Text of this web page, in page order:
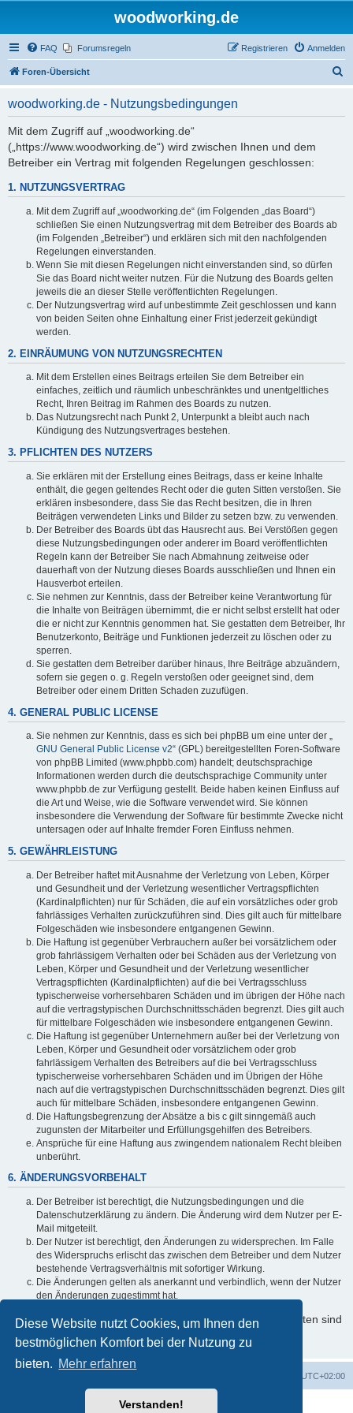
Diese Website nutzt Cookies, um Ihnen den
bestmöglichen Komfort bei der Nutzung zu
bieten. Mehr erfahren
Verstanden!
woodworking.de
FAQ Forumsregeln Anmelden
Registrieren
Foren-Übersicht
woodworking.de - Nutzungsbedingungen
Mit dem Zugriff auf „woodworking.de“
(„https://www.woodworking.de“) wird zwischen Ihnen und dem
Betreiber ein Vertrag mit folgenden Regelungen geschlossen:
1. NUTZUNGSVERTRAG
Mit dem Zugriff auf „woodworking.de“ (im Folgenden „das Board“)
schließen Sie einen Nutzungsvertrag mit dem Betreiber des Boards ab
(im Folgenden „Betreiber“) und erklären sich mit den nachfolgenden
Regelungen einverstanden.
Wenn Sie mit diesen Regelungen nicht einverstanden sind, so dürfen
Sie das Board nicht weiter nutzen. Für die Nutzung des Boards gelten
jeweils die an dieser Stelle veröffentlichten Regelungen.
Der Nutzungsvertrag wird auf unbestimmte Zeit geschlossen und kann
von beiden Seiten ohne Einhaltung einer Frist jederzeit gekündigt
werden.
2. EINRÄUMUNG VON NUTZUNGSRECHTEN
Mit dem Erstellen eines Beitrags erteilen Sie dem Betreiber ein
einfaches, zeitlich und räumlich unbeschränktes und unentgeltliches
Recht, Ihren Beitrag im Rahmen des Boards zu nutzen.
Das Nutzungsrecht nach Punkt 2, Unterpunkt a bleibt auch nach
Kündigung des Nutzungsvertrages bestehen.
3. PFLICHTEN DES NUTZERS
Sie erklären mit der Erstellung eines Beitrags, dass er keine Inhalte
enthält, die gegen geltendes Recht oder die guten Sitten verstoßen. Sie
erklären insbesondere, dass Sie das Recht besitzen, die in Ihren
Beiträgen verwendeten Links und Bilder zu setzen bzw. zu verwenden.
Der Betreiber des Boards übt das Hausrecht aus. Bei Verstößen gegen
diese Nutzungsbedingungen oder anderer im Board veröffentlichten
Regeln kann der Betreiber Sie nach Abmahnung zeitweise oder
dauerhaft von der Nutzung dieses Boards ausschließen und Ihnen ein
Hausverbot erteilen.
Sie nehmen zur Kenntnis, dass der Betreiber keine Verantwortung für
die Inhalte von Beiträgen übernimmt, die er nicht selbst erstellt hat oder
die er nicht zur Kenntnis genommen hat. Sie gestatten dem Betreiber, Ihr
Benutzerkonto, Beiträge und Funktionen jederzeit zu löschen oder zu
sperren.
Sie gestatten dem Betreiber darüber hinaus, Ihre Beiträge abzuändern,
sofern sie gegen o. g. Regeln verstoßen oder geeignet sind, dem
Betreiber oder einem Dritten Schaden zuzufügen.
4. GENERAL PUBLIC LICENSE
Sie nehmen zur Kenntnis, dass es sich bei phpBB um eine unter der „
GNU General Public License v2“ (GPL) bereitgestellten Foren-Software
von phpBB Limited (www.phpbb.com) handelt; deutschsprachige
Informationen werden durch die deutschsprachige Community unter
www.phpbb.de zur Verfügung gestellt. Beide haben keinen Einfluss auf
die Art und Weise, wie die Software verwendet wird. Sie können
insbesondere die Verwendung der Software für bestimmte Zwecke nicht
untersagen oder auf Inhalte fremder Foren Einfluss nehmen.
5. GEWÄHRLEISTUNG
Der Betreiber haftet mit Ausnahme der Verletzung von Leben, Körper
und Gesundheit und der Verletzung wesentlicher Vertragspflichten
(Kardinalpflichten) nur für Schäden, die auf ein vorsätzliches oder grob
fahrlässiges Verhalten zurückzuführen sind. Dies gilt auch für mittelbare
Folgeschäden wie insbesondere entgangenen Gewinn.
Die Haftung ist gegenüber Verbrauchern außer bei vorsätzlichem oder
grob fahrlässigem Verhalten oder bei Schäden aus der Verletzung von
Leben, Körper und Gesundheit und der Verletzung wesentlicher
Vertragspflichten (Kardinalpflichten) auf die bei Vertragsschluss
typischerweise vorhersehbaren Schäden und im übrigen der Höhe nach
auf die vertragstypischen Durchschnittsschäden begrenzt. Dies gilt auch
für mittelbare Folgeschäden wie insbesondere entgangenen Gewinn.
Die Haftung ist gegenüber Unternehmern außer bei der Verletzung von
Leben, Körper und Gesundheit oder vorsätzlichem oder grob
fahrlässigem Verhalten des Betreibers auf die bei Vertragsschluss
typischerweise vorhersehbaren Schäden und im Übrigen der Höhe
nach auf die vertragstypischen Durchschnittsschäden begrenzt. Dies gilt
auch für mittelbare Schäden, insbesondere entgangenen Gewinn.
Die Haftungsbegrenzung der Absätze a bis c gilt sinngemäß auch
zugunsten der Mitarbeiter und Erfüllungsgehilfen des Betreibers.
Ansprüche für eine Haftung aus zwingendem nationalem Recht bleiben
unberührt.
6. ÄNDERUNGSVORBEHALT
Der Betreiber ist berechtigt, die Nutzungsbedingungen und die
Datenschutzerklärung zu ändern. Die Änderung wird dem Nutzer per E-
Mail mitgeteilt.
Der Nutzer ist berechtigt, den Änderungen zu widersprechen. Im Falle
des Widerspruchs erlischt das zwischen dem Betreiber und dem Nutzer
bestehende Vertragsverhältnis mit sofortiger Wirkung.
Die Änderungen gelten als anerkannt und verbindlich, wenn der Nutzer
den Änderungen zugestimmt hat.
Informationen über den Umgang mit Ihren persönlichen Daten sind
in der Datenschutzerklärung enthalten.
UTC+02:00
Powered byphpBB® Forum Software © phpBB Limited